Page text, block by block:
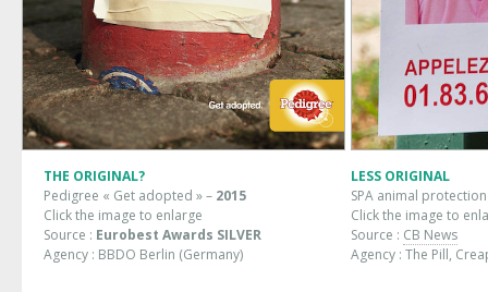
THE ORIGINAL?
Pedigree « Get adopted » – 2015
Click the image to enlarge
Source : Eurobest Awards SILVER
Agency : BBDO Berlin (Germany)
LESS ORIGINAL
SPA animal
Click the image to
Source : CB News
Agency : The Pill,